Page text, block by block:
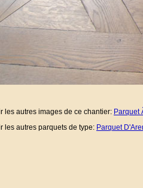
les autres images de ce chantier: Parquet
les autres parquets de type: Parquet